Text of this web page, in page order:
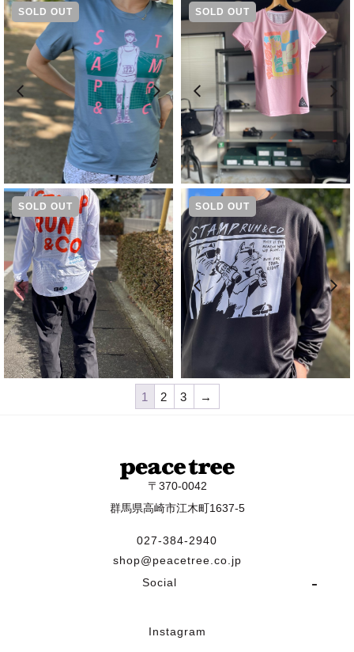
SOLD OUT
¥5,500
SOLD OUT
¥5,830
SOLD OUT
¥ 6,930
SOLD OUT
6,930
1 2 3 →
〒370-0042
群馬県高崎市江木町1637-5
027-384-2940
shop@peacetree.co.jp
Social
Instagram